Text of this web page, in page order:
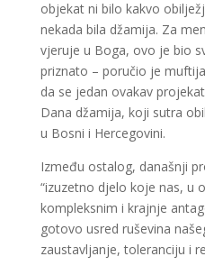
objekat ni bilo kakvo
nekada bila džamija. Za
vjeruje u Boga, ovo je bio
priznato – poručio je
da se jedan ovakav
Dana džamija, koji sutra
u Bosni i Hercegovini.
Između ostalog, današnji
“izuzetno djelo koje nas, u
kompleksnim i krajnje
gotovo usred ruševina
zaustavljanje, toleranciju i